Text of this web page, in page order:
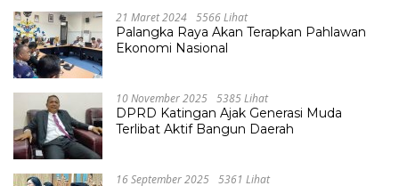
21 Maret 2024 5566 Lihat
Palangka Raya Akan Terapkan Pahlawan
Ekonomi Nasional
10 November 2025 5385 Lihat
DPRD Katingan Ajak Generasi Muda
Terlibat Aktif Bangun Daerah
16 September 2025 5361 Lihat